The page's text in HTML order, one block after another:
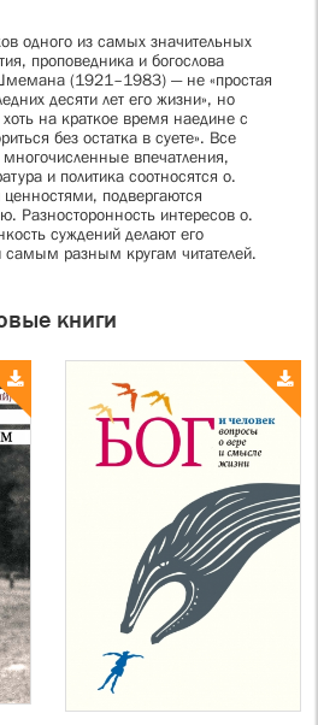
одного из самых значительных
проповедника и богослова
(1921–1983) — не «простая
десяти лет его жизни», но
на краткое время наедине с
без остатка в суете». Все
впечатления,
и политика соотносятся о.
подвергаются
Разносторонность интересов о.
суждений делают его
разным кругам читателей.
книги